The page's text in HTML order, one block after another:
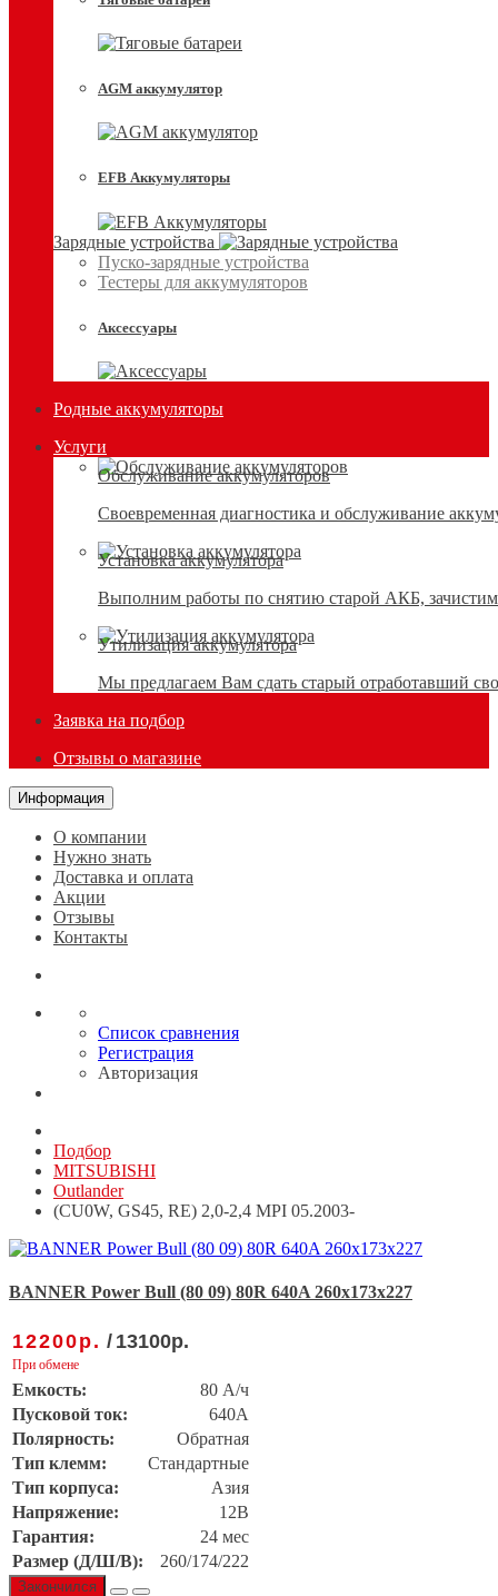
AGM аккумулятор
EFB Аккумуляторы
Зарядные устройства
Пуско-зарядные устройства
Тестеры для аккумуляторов
Аксессуары
Родные аккумуляторы
Услуги
Обслуживание аккумуляторов
Своевременная диагностика и обслуживание
Установка аккумулятора
Выполним работы по снятию старой АКБ, зачистим
Утилизация аккумулятора
Мы предлагаем Вам сдать старый отработавший
Заявка на подбор
Отзывы о магазине
Информация
О компании
Нужно знать
Доставка и оплата
Акции
Отзывы
Контакты
Список сравнения
Регистрация
Авторизация
Подбор
MITSUBISHI
Outlander
(CU0W, GS45, RE) 2,0-2,4 MPI 05.2003-
BANNER Power Bull (80 09) 80R 640A 260x173x227
12200р. /
При обмене
13100р.
Емкость:
80 А/ч
Пусковой ток:
640А
Полярность:
Обратная
Тип клемм:
Стандартные
Тип корпуса:
Азия
Напряжение:
12В
Гарантия:
24 мес
Размер (Д/Ш/В):
260/174/222
Закончился